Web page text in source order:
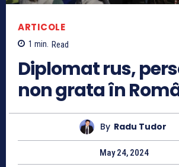
ARTICOLE
1 min. Read
Diplomat rus,
non grata în
By Radu Tudor
May 24, 2024